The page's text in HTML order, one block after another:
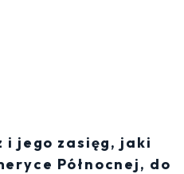
i jego zasięg, jaki
Północnej, do